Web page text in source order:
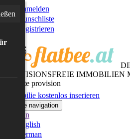
Anmelden
Wunschliste
Registrieren
PROVISIONSFREIE IMMOBILIEN
gesamte provision
Immobilie kostenlos inserieren
Toggle navigation
German
English
German